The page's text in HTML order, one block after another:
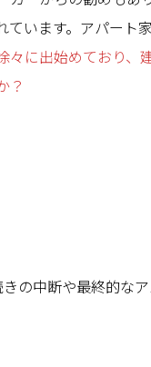
ています。アパート
々に出始めており、
？
の中断や最終的